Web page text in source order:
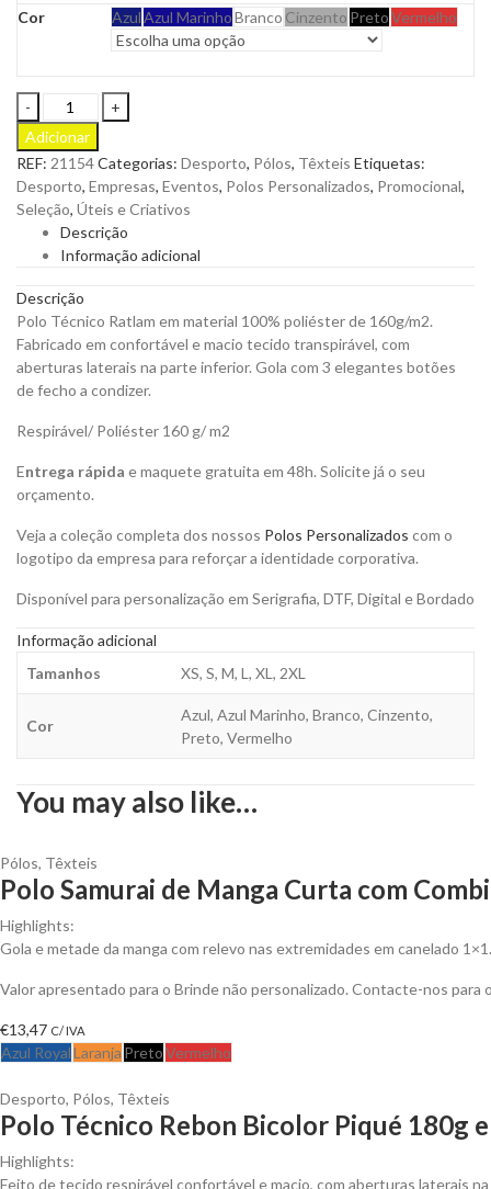
Cor
AzulAzul MarinhoBranco Cinzento PretoVermelho
Polo
Técnico
Ratlam
100%
em
Poliéster
de
160grs
Personalizar
quantity
Adicionar
REF: 21154Categorias: Desporto, Pólos, Têxteis Etiquetas:
Desporto, Empresas, Eventos, Polos Personalizados, Promocional,
Seleção, Úteis e Criativos
Descrição
Informação adicional
Descrição
Polo Técnico Ratlam em material 100% poliéster de 160g/m2.
Fabricado em confortável e macio tecido transpirável, com
aberturas laterais na parte inferior. Gola com 3 elegantes botões
de fecho a condizer.
Respirável/ Poliéster 160 g/ m2
Entrega rápida e maquete gratuita em 48h. Solicite já o seu
orçamento.
Veja a coleção completa dos nossos Polos Personalizados com o
logotipo da empresa para reforçar a identidade corporativa.
Disponível para personalização em Serigrafia, DTF, Digital e Bordado
Informação adicional
Tamanhos
XS, S, M, L, XL, 2XL
Cor
Azul, Azul Marinho, Branco, Cinzento,
Preto, Vermelho
You may also like…
Pólos, Têxteis
Polo Samurai de Manga Curta com
Highlights:
Gola e metade da manga com relevo nas extremidades em canelado 1×1.
Valor apresentado para o Brinde não personalizado. Contacte-nos
€13,47 C/ IVA
Azul RoyalLaranja PretoVermelho
Desporto, Pólos, Têxteis
Polo Técnico Rebon Bicolor Piqué 180g
Highlights:
Feito de tecido respirável confortável e macio, com aberturas laterais